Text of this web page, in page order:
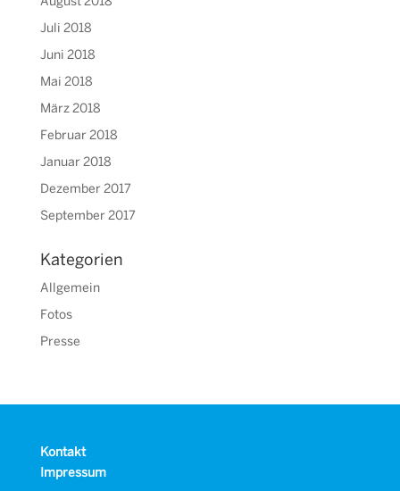
Juli 2018
Juni 2018
Mai 2018
März 2018
Februar 2018
Januar 2018
Dezember 2017
September 2017
Kategorien
Allgemein
Fotos
Presse
Kontakt
Impressum